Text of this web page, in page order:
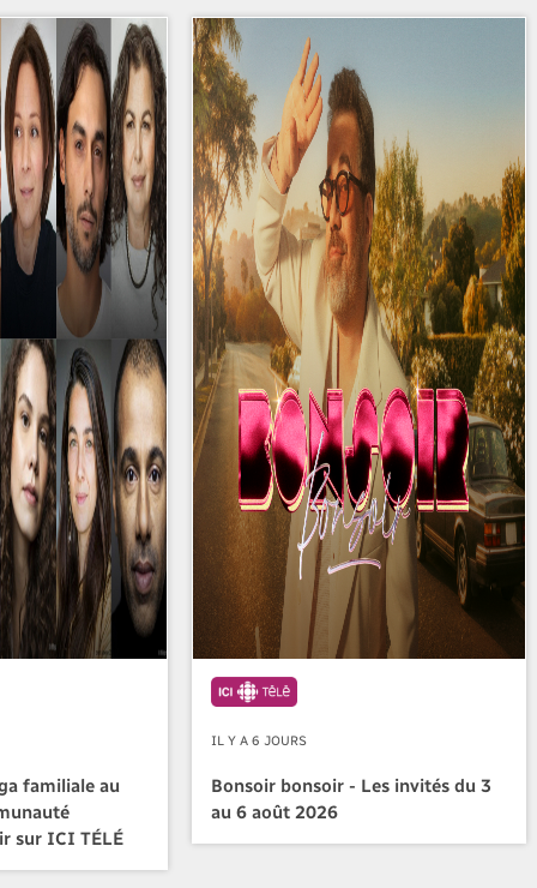
familiale au
sur ICI TÉLÉ
IL Y A 6 JOURS
Bonsoir bonsoir - Les invités du 3
au 6 août 2026